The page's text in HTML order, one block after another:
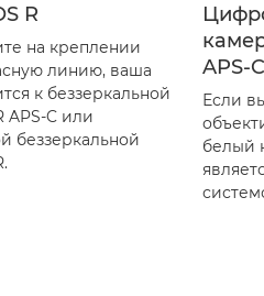
R
на креплении
линию, ваша
к беззеркальной
APS-C или
беззеркальной
APS-C
Если
белый